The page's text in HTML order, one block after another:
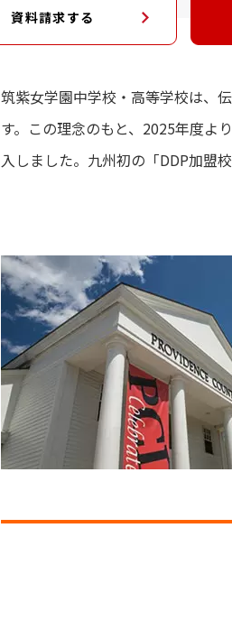
資料請求する
筑紫女学園中学校・高等学校は、
す。この理念のもと、2025年度よ
入しました。九州初の「DDP加盟